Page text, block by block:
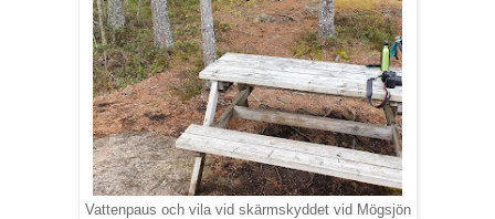
Vattenpaus och vila vid skärmskyddet vid Mögsjön